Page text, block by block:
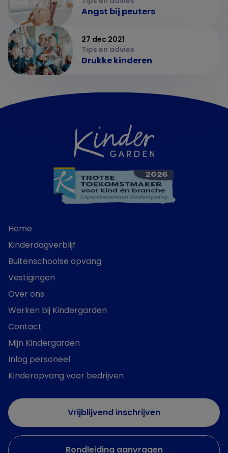
Angst bij peuters
27 dec 2021
Tips en advies
Drukke kinderen
Home
Kinderdagverblijf
Buitenschoolse opvang
Vestigingen
Over ons
Werken bij Kindergarden
Contact
Mijn Kindergarden
Inlog personeel
Kinderopvang voor bedrijven
Vrijblijvend inschrijven
Rondleiding aanvragen